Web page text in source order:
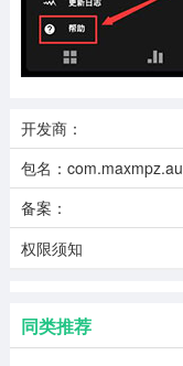
开发商：
包名：
备案：
权限须知
同类推荐